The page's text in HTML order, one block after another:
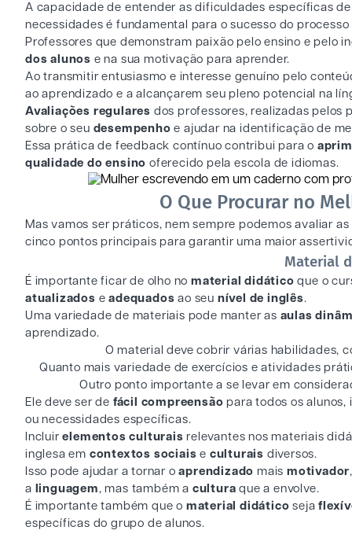
A capacidade de entender as dificuldades específicas
necessidades é fundamental para o sucesso do
Professores que demonstram paixão pelo ensino e pelo
dos alunos e na sua motivação para aprender.
Ao transmitir entusiasmo e interesse genuíno pelo
ao aprendizado e a alcançarem seu pleno potencial na
Avaliações regulares dos professores, realizadas pelos
sobre o seu desempenhoe ajudar na identificação de
Essa prática de feedback contínuo contribui para o
qualidade do ensino oferecido pela escola de idiomas.
O Que Procurar no
Mas vamos ser práticos, nem sempre podemos avaliar
cinco pontos principais para garantir uma maior
Material
É importante ficar de olho no material didáticoque o
atualizados eadequadosao seu nível de inglês.
Uma variedade de materiais pode manter as aulas
aprendizado.
O material deve cobrir várias habilidades,
Quanto mais variedade de exercícios e atividades
Outro ponto importante a se levar em
Ele deve ser de fácil compreensão para todos os
ou necessidades específicas.
Incluirelementos culturais relevantes nos materiais
inglesa em contextos sociais e culturais diversos.
Isso pode ajudar a tornar oaprendizadomaismotivador
a linguagem, mas também a culturaque a envolve.
É importante também que o material didático seja
específicas do grupo de alunos.